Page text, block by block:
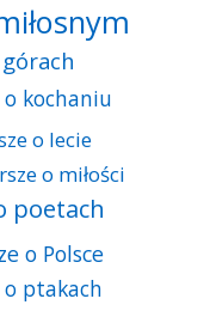
o kochaniu
o lecie
o miłości
poetach
o Polsce
o ptakach